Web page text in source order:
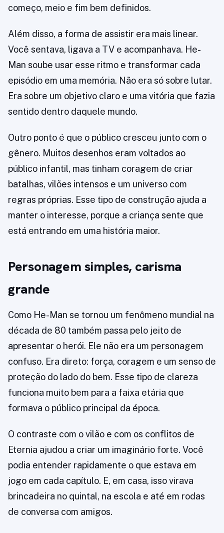
começo, meio e fim bem definidos.
Além disso, a forma de assistir era mais linear.
Você sentava, ligava a TV e acompanhava. He-
Man soube usar esse ritmo e transformar cada
episódio em uma memória. Não era só sobre lutar.
Era sobre um objetivo claro e uma vitória que fazia
sentido dentro daquele mundo.
Outro ponto é que o público cresceu junto com o
gênero. Muitos desenhos eram voltados ao
público infantil, mas tinham coragem de criar
batalhas, vilões intensos e um universo com
regras próprias. Esse tipo de construção ajuda a
manter o interesse, porque a criança sente que
está entrando em uma história maior.
Personagem simples, carisma
grande
Como He-Man se tornou um fenômeno mundial na
década de 80 também passa pelo jeito de
apresentar o herói. Ele não era um personagem
confuso. Era direto: força, coragem e um senso de
proteção do lado do bem. Esse tipo de clareza
funciona muito bem para a faixa etária que
formava o público principal da época.
O contraste com o vilão e com os conflitos de
Eternia ajudou a criar um imaginário forte. Você
podia entender rapidamente o que estava em
jogo em cada capítulo. E, em casa, isso virava
brincadeira no quintal, na escola e até em rodas
de conversa com amigos.